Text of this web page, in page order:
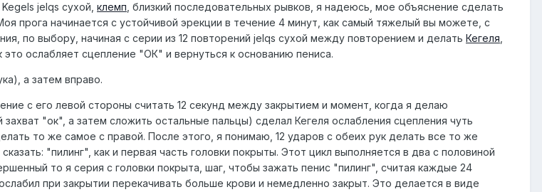
jelqs сухой, клемп , близкий последовательных рывков, я надеюсь, мое объяснение сделать
прога начинается с устойчивой эрекции в течение 4 минут, как самый тяжелый вы можете, с
по выбору, начиная с серии из 12 повторений jelqs сухой между повторением и делать Кегеля
ослабляет сцепление "ОК" и вернуться к основанию пениса.
а затем вправо.
с его левой стороны считать 12 секунд между закрытием и момент, когда я делаю
"ок", а затем сложить остальные пальцы) сделал Кегеля ослабления сцепления чуть
то же самое с правой. После этого, я понимаю, 12 ударов с обеих рук делать все то же
"пилинг", как и первая часть головки покрыты. Этот цикл выполняется в два с половиной
то я серия с головки покрыта, шаг, чтобы зажать пенис "пилинг", считая каждые 24
при закрытии перекачивать больше крови и немедленно закрыт. Это делается в виде